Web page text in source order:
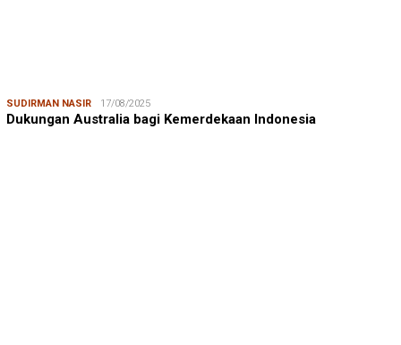
SUDIRMAN NASIR 17/08/2025
Dukungan Australia bagi Kemerdekaan Indonesia